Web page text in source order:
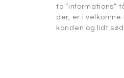
to “informations”
der, er i
kanden og lidt